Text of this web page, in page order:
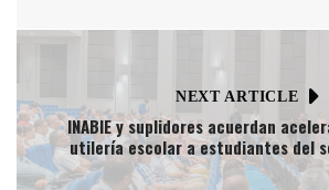
NEXT ARTICLE
INABIE y suplidores acuerdan
utilería escolar a estudiantes del